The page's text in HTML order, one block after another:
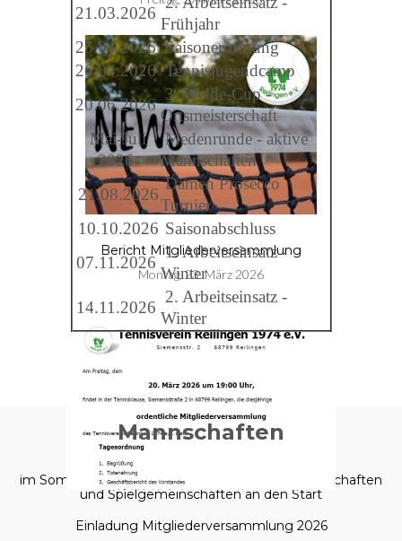
Bericht Mitgliederversammlung
Montag, 23. März 2026
Einladung Mitgliederversammlung 2026
21.03.2026
Frühjahr
25.04.2026 Saisoneröffnung
26.04.2026 Tennisjugendcamp
20.06.2026
3. Welde-Cup -
Ortsmeisterschaft
Mai-Juli
2026
Medenrunde - aktive
Mannschaften
21.08.2026
Damen Prosecco
Turnier
10.10.2026 Saisonabschluss
07.11.2026
1. Arbeitseinsatz -
Winter
14.11.2026
2. Arbeitseinsatz -
Winter
Mannschaften
im Sommer 2025 gehen wir mit folgenden Mannschaften
und Spielgemeinschaften an den Start